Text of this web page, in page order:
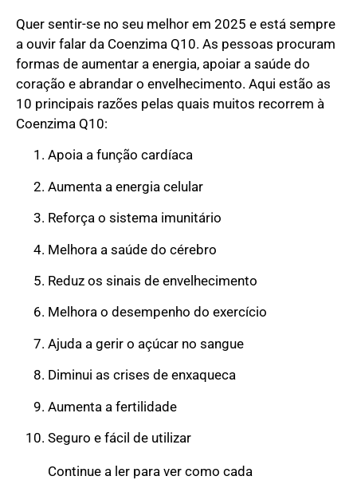
Quer sentir-se no seu melhor em 2025 e está sempre
a ouvir falar da Coenzima Q10. As pessoas procuram
formas de aumentar a energia, apoiar a saúde do
coração e abrandar o envelhecimento. Aqui estão as
10 principais razões pelas quais muitos recorrem à
Coenzima Q10:
Apoia a função cardíaca
Aumenta a energia celular
Reforça o sistema imunitário
Melhora a saúde do cérebro
Reduz os sinais de envelhecimento
Melhora o desempenho do exercício
Ajuda a gerir o açúcar no sangue
Diminui as crises de enxaqueca
Aumenta a fertilidade
Seguro e fácil de utilizar
Continue a ler para ver como cada